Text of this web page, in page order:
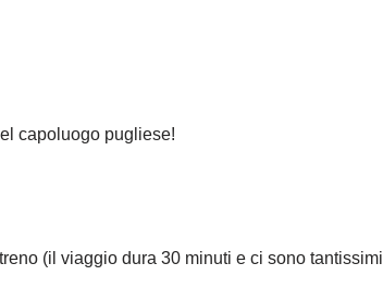
capoluogo pugliese!
(il viaggio dura 30 minuti e ci sono tantissimi